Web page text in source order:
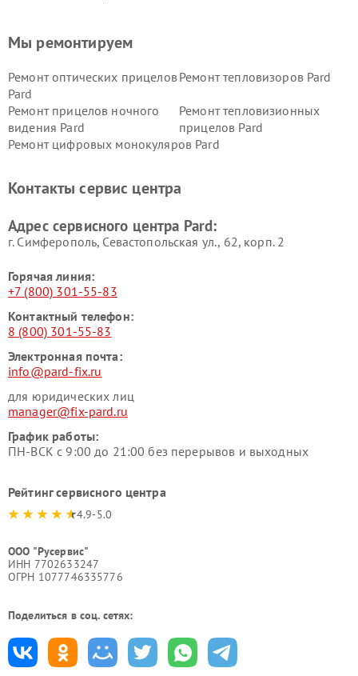
Мы ремонтируем
Ремонт оптических прицелов
Pard
Ремонт тепловизоров Pard
Ремонт прицелов ночного
видения Pard
Ремонт тепловизионных
прицелов Pard
Ремонт цифровых монокуляров Pard
Контакты сервис центра
Адрес сервисного центра Pard:
г. Симферополь, Севастопольская ул., 62, корп. 2
Горячая линия:
+7 (800) 301-55-83
Контактный телефон:
8 (800) 301-55-83
Электронная почта:
info@pard-fix.ru
для юридических лиц
manager@fix-pard.ru
График работы:
ПН-ВСК с 9:00 до 21:00 без перерывов и выходных
Рейтинг сервисного центра
4.9-5.0
ООО "Русервис"
ИНН 7702633247
ОГРН 1077746335776
Поделиться в соц. сетях: